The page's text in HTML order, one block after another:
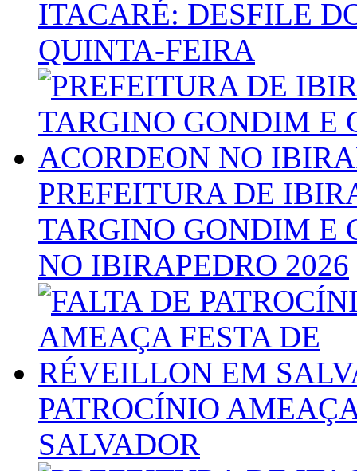
ITACARÉ: DESFILE
QUINTA-FEIRA
PREFEITURA DE
TARGINO GONDIM E
NO IBIRAPEDRO 2026
PATROCÍNIO
SALVADOR